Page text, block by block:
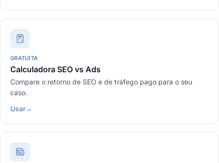
GRATUITA
Calculadora SEO vs Ads
Compare o retorno de SEO e de tráfego pago para o seu
caso.
Usar→